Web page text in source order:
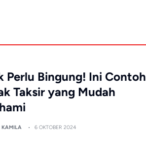
Perlu Bingung! Ini Contoh
Taksir yang Mudah
KAMILA 6 OKTOBER 2024